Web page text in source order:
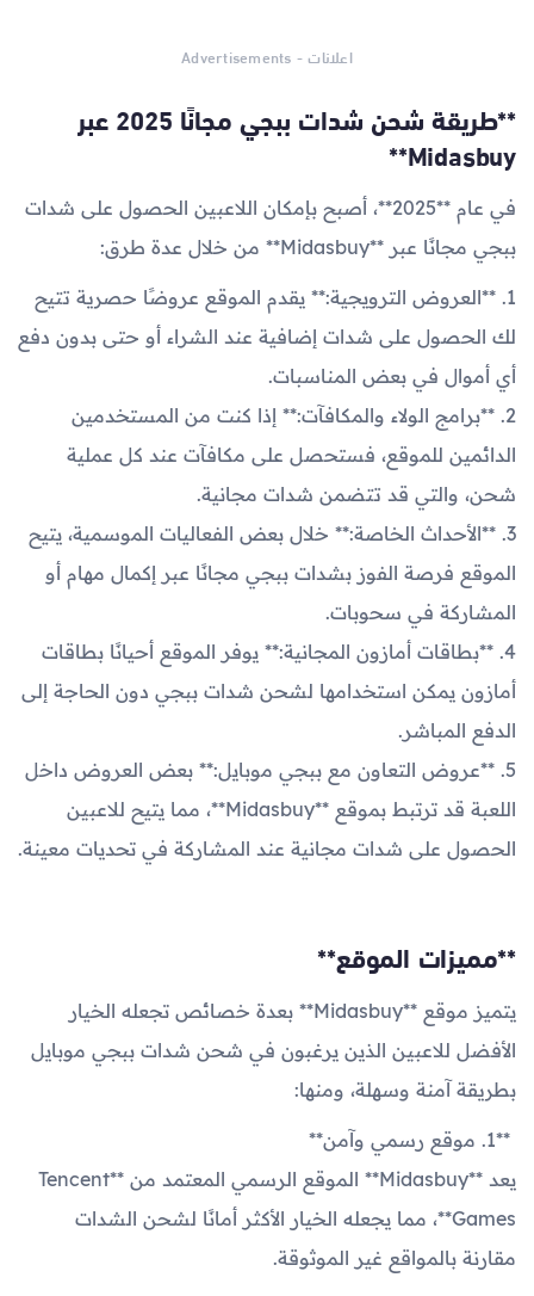
اعلانات - Advertisements
**طريقة شحن شدات ببجي مجانًا 2025 عبر
Midasbuy**
في عام **2025**، أصبح بإمكان اللاعبين الحصول على شدات
ببجي مجانًا عبر **Midasbuy** من خلال عدة طرق:
1. **العروض الترويجية:** يقدم الموقع عروضًا حصرية تتيح
لك الحصول على شدات إضافية عند الشراء أو حتى بدون دفع
أي أموال في بعض المناسبات.
2. **برامج الولاء والمكافآت:** إذا كنت من المستخدمين
الدائمين للموقع، فستحصل على مكافآت عند كل عملية
شحن، والتي قد تتضمن شدات مجانية.
3. **الأحداث الخاصة:** خلال بعض الفعاليات الموسمية، يتيح
الموقع فرصة الفوز بشدات ببجي مجانًا عبر إكمال مهام أو
المشاركة في سحوبات.
4. **بطاقات أمازون المجانية:** يوفر الموقع أحيانًا بطاقات
أمازون يمكن استخدامها لشحن شدات ببجي دون الحاجة إلى
الدفع المباشر.
5. **عروض التعاون مع ببجي موبايل:** بعض العروض داخل
اللعبة قد ترتبط بموقع **Midasbuy**، مما يتيح للاعبين
الحصول على شدات مجانية عند المشاركة في تحديات معينة.
**مميزات الموقع**
يتميز موقع **Midasbuy** بعدة خصائص تجعله الخيار
الأفضل للاعبين الذين يرغبون في شحن شدات ببجي موبايل
بطريقة آمنة وسهلة، ومنها:
**1. موقع رسمي وآمن**
يعد **Midasbuy** الموقع الرسمي المعتمد من **Tencent
Games**، مما يجعله الخيار الأكثر أمانًا لشحن الشدات
مقارنة بالمواقع غير الموثوقة.